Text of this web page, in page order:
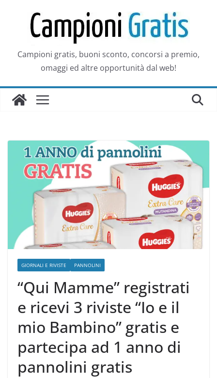
contenuto
Campioni gratis, buoni sconto, concorsi a premio,
omaggi ed altre opportunità dal web!
GIORNALI E RIVISTE PANNOLINI
“Qui Mamme” registrati
e ricevi 3 riviste “Io e il
mio Bambino” gratis e
partecipa ad 1 anno di
pannolini gratis